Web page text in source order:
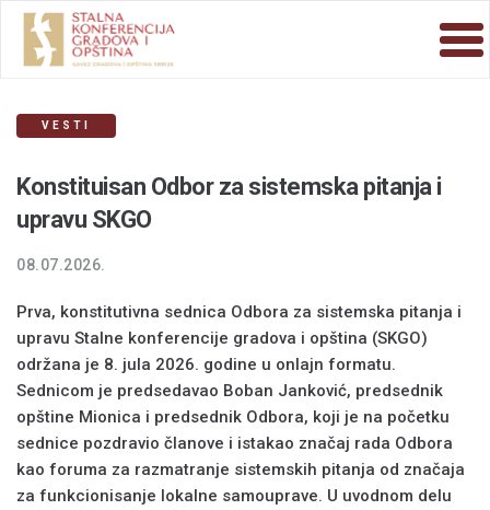
VESTI
Konstituisan Odbor za sistemska pitanja i
upravu SKGO
08.07.2026.
Prva, konstitutivna sednica Odbora za sistemska pitanja i
upravu Stalne konferencije gradova i opština (SKGO)
održana je 8. jula 2026. godine u onlajn formatu.
Sednicom je predsedavao Boban Janković, predsednik
opštine Mionica i predsednik Odbora, koji je na početku
sednice pozdravio članove i istakao značaj rada Odbora
kao foruma za razmatranje sistemskih pitanja od značaja
za funkcionisanje lokalne samouprave. U uvodnom delu